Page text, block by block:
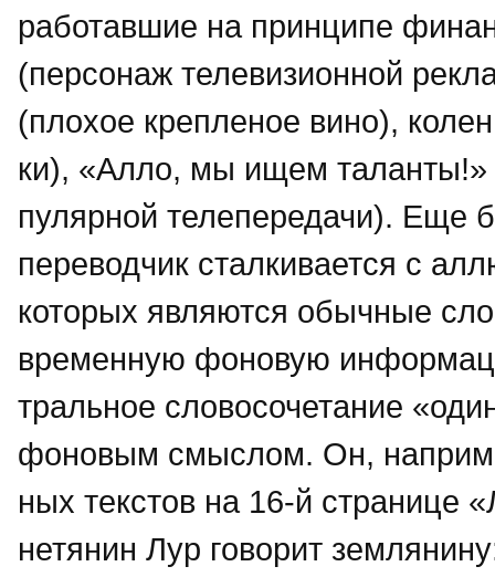
работавшие на принципе
(персонаж телевизионной
(плохое крепленое вино),
ки), «Алло, мы ищем таланты!»
пулярной телепередачи). Еще
переводчик сталкивается с
которых являются обычные
временную фоновую
тральное словосочетание
фоновым смыслом. Он,
ных текстов на 16-й странице
нетянин Лур говорит